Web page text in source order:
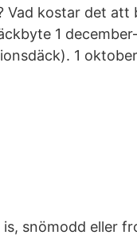
Vad kostar det att
1
1
snömodd eller